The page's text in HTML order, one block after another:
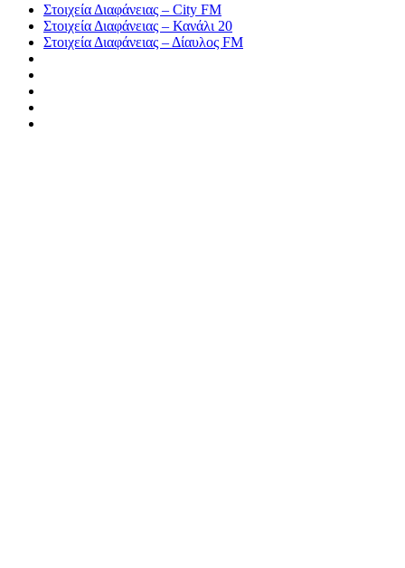
Στοιχεία Διαφάνειας – City FM
Στοιχεία Διαφάνειας – Κανάλι 20
Στοιχεία Διαφάνειας – Δίαυλος FM